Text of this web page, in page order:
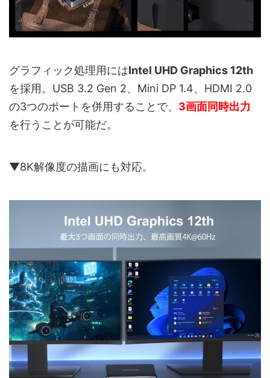
グラフィック処理用にはIntel UHD Graphics 12th
を採用。USB 3.2 Gen 2、Mini DP 1.4、HDMI 2.0
の3つのポートを併用することで、 3画面同時出力
を行うことが可能だ。
▼8K解像度の描画にも対応。